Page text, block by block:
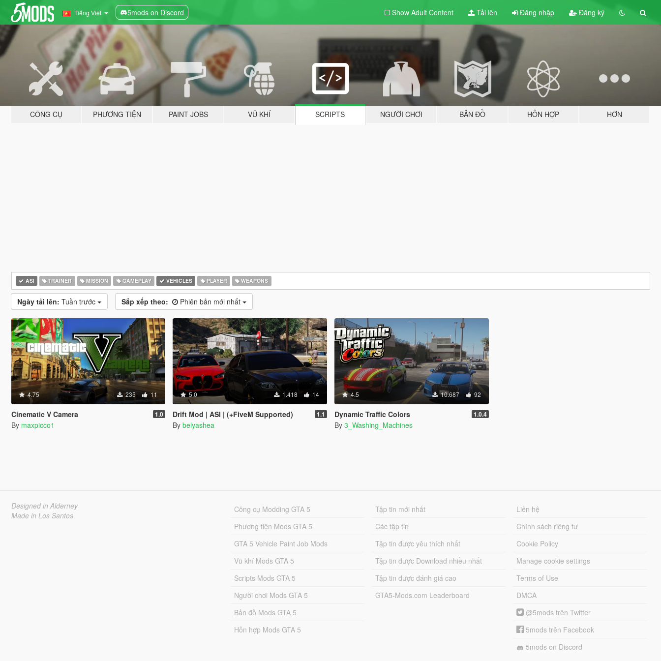
Tiếng Việt 5mods on Discord Show Adult Content Tải lên Đăng nhập Đăng ký
CÔNG CỤ PHƯƠNG TIỆN PAINT JOBS VŨ KHÍ SCRIPTS NGƯỜI CHƠI BẢN ĐỒ HỖN HỢP HƠN
ASI TRAINER MISSION GAMEPLAY VEHICLES PLAYER WEAPONS
Ngày tải lên: Tuần trước Sắp xếp theo: Phiên bản mới nhất
4.75 235 11
Cinematic V Camera 1.0
By maxpicco1
5.0 1.418 14
Drift Mod | ASI | (+FiveM Supported) 1.1
By belyashea
4.5 10.687 92
Dynamic Traffic Colors 1.0.4
By 3_Washing_Machines
Designed in Alderney
Made in Los Santos
Công cụ Modding GTA 5
Phương tiện Mods GTA 5
GTA 5 Vehicle Paint Job Mods
Vũ khí Mods GTA 5
Scripts Mods GTA 5
Người chơi Mods GTA 5
Bản đồ Mods GTA 5
Hỗn hợp Mods GTA 5
Tập tin mới nhất
Các tập tin
Tập tin được yêu thích nhất
Tập tin được Download nhiều nhất
Tập tin được đánh giá cao
GTA5-Mods.com Leaderboard
Liên hệ
Chính sách riêng tư
Cookie Policy
Manage cookie settings
Terms of Use
DMCA
@5mods trên Twitter
5mods trên Facebook
5mods on Discord